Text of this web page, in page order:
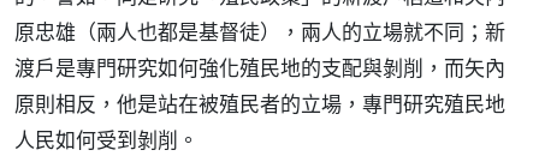
原忠雄（兩人也都是基督徒），兩人的立場就不同；新
渡戶是專門研究如何強化殖民地的支配與剝削，而矢內
原則相反，他是站在被殖民者的立場，專門研究殖民地
人民如何受到剝削。